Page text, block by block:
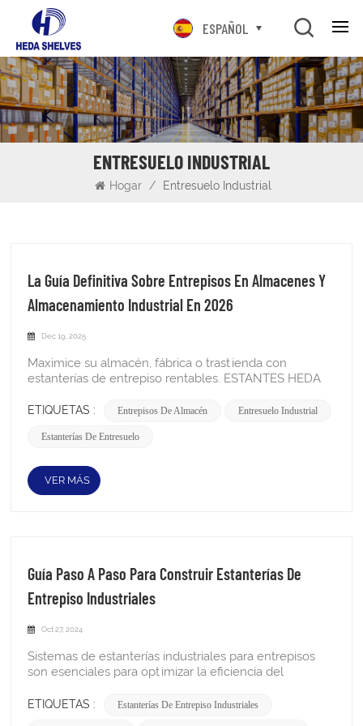
ESPAÑOL
ENTRESUELO INDUSTRIAL
Hogar / Entresuelo Industrial
La Guía Definitiva Sobre Entrepisos En Almacenes Y
Almacenamiento Industrial En 2026
Dec 19, 2025
Maximice su almacén, fábrica o trastienda con estanterías de entrepiso rentables. ESTANTES HEDA Ofrece diseño e instalación expertos para aumentar la productividad y transformar su espacio de trabajo. La guía definitiva sobre entrepisos en almacenes y almacenamiento industrial Un entrepiso es una forma eficiente y económica de aumentar su espacio de almacenamiento con un nivel adicional. Pero ¿qué es exactamente un entrepiso? Un entrepiso de almacén añade cualquier nivel entre dos plantas existentes. Puede obtener dos o más niveles en espacio vertical que maximizan su eficiencia de almacenamiento y ofrecen una plataforma operativa adicional para una preparación de pedidos flexible. Los entrepisos suelen ser autoportantes, aunque a veces se pueden compactar con sistemas de estanterías para palés y de almacenamiento. En la mayoría de los casos, el entrepiso no ocupa el mismo espacio que el piso inferior. Esto significa que se pueden instalar rápidamente e incluso desmontar o reubicar según sea necesario. En 2026, los entrepisos de almacén siguen siendo adoptados por su capacidad de aumentar la capacidad hasta en un 80%–100%, lo que permite que las instalaciones dupliquen efectivamente el espacio utilizable en la misma superficie en metros cuadrados. Esta guía le presentará todo lo que necesita saber sobre entrepisos en 2026, desde los tipos y beneficios hasta las consideraciones de diseño y los impulsores del ROI, para que pueda tomar decisiones informadas y rentables.¿Qué es un? Entrepiso de almacén? Un entrepiso de almacén es una plataforma elevada que se instala dentro de unas instalaciones para crear espacio útil adicional sobre el nivel del suelo sin necesidad de expansión estructural. A diferencia de las construcciones permanentes, los entrepisos suelen ser modulares, personalizables y diseñados para satisfacer requisitos de carga precisos. En entornos industriales y de almacén, los entrepisos se utilizan con mayor frecuencia para: Almacenamiento de palets o cajas de cartónÁreas de preparación y embalaje de pedidosFabricación ligera o montajeZonas de control de calidad e inspecciónOficinas en almacén y plataformas de supervisión Desde un punto de vista de ingeniería, los entrepisos se dividen en dos categorías principales: Entrepisos soportados por estanterías, donde los montantes de estanterías para paletas actúan como la estructura principal de soporte de cargaEntrepisos estructurales (autoportantes), sostenidos por columnas de acero independientes Ambos sistemas están diseñados en base a cálculos de carga real, no a suposiciones, teniendo en cuenta cargas estáticas, cargas vivas, cargas puntuales, fuerzas de impacto de montacargas y requisitos sísmicos cuando corresponda. En la práctica, una Un entrepiso bien diseñado puede aumentar el área utilizable del almacén entre un 60% y más del 100%. Dependiendo de la altura libre y la distribución. ¿Por qué elegir un entrepiso para su almacén? Espacio máximo: Un entrepiso permite obtener un nivel adicional en el espacio vertical. Al añadir un nivel adicional, se puede ampliar el espacio de almacenamiento en el almacén o instalar una plataforma para el procesamiento de pedidos.Crecimiento empresarial rentableEn comparación con los almacenes tradicionales y los sistemas de estanterías individuales, instalar un entrepiso suele ser más económico y requiere menos tiempo. Es fácil de instalar y reduce la distancia entre pasillos del sistema de estanterías, lo que lo convierte en una forma rápida y económica de ampliar su almacén o centro de distribución.Mayor eficiencia de almacenamientoUn entrepiso elegante realmente puede mejorar el aspecto de sus oficinas al agregar una sensación moderna y abierta y actúa como una característica destacada que hace que su espacio de trabajo sea más atractivo.Flujo de trabajo mejoradoAl crear zonas diferenciadas, una entreplanta puede optimizar el flujo de trabajo de almacenamiento de su almacén. Por ejemplo, podría tener almacenamiento masivo para múltiples SKU en el nivel inferior y un sistema WMS para comercio electrónico en la entreplanta, mejorando así la eficiencia de ambas organizaciones. Aspectos a tener en cuenta al planificar su entrepiso Normas de construcciónAntes de comenzar su proyecto de entrepiso, es importante asegurarse de que cumpla con todas las normativas de construcción locales. Al fin y al cabo, la seguridad es lo primero, y HEDA SHELVES tiene... Más de 500 proyectos exitosos de entrepisos grandes en todo el mundo. Nuestras estanterías de entrepiso tienen Certificaciones CE/ROHS/ISO:9001 Se adapta a cualquier mercado de seguridad.reglamentos.Diseño y maquetaciónEl diseño de su entrepiso debe complementar la distribución actual de su almacén. Piense en cómo se integrará con su montacargas, módulo de picking y flujo de trabajo de almacenamiento. Trabajaremos con usted para crear un entrepiso que mejore su almacén u otro proyecto de almacenamiento industrial.Integridad estructuralSu edificio necesita soportar un nivel adicional. Colaboraremos con ingenieros estructurales para garantizar que su entrepiso sea duradero, garantizando seguridad y durabilidad.Planificación presupuestaria: Si bien un entrepiso es una solución bastante rentable, es importante (como en la mayoría de los casos) establecer un presupuesto claro. Estamos aquí para ayudarle a planificar y gestionar sus costos eficazmente. Obtenga una cotización con diseño gratuito hoy. 6 factores a considerar al instalar un entrepiso 1. Diseño y verificación de carga estructuralLa capacidad de carga es fundamental en la construcción de entrepisos. Un error común es diseñar considerando únicamente las cargas actuales, sin considerar la variabilidad operativa ni el crecimiento futuro.Los factores de carga clave incluyen:Carga viva (personas, palets, cajas, equipos)Carga muerta (entrepiso de acero, tarimas, estanterías)Cargas puntuales (transportadores, máquinas, bajantes de palets)Cargas dinámicas (carretillas elevadoras, transpaletas, vibración)En aplicaciones de almacén, los entrepisos suelen estar diseñados para:300–500 kg/m² Para picking ligero u oficinas500–800 kg/m² para operaciones de almacenamiento o embalaje de paletsMayores capacidades para maquinaria o sistemas automatizadosLa construcción profesional requiere cálculos sellados por ingenieros y verificación in situ para garantizar que las condiciones reales coincidan con los supuestos de diseño. 2. Capacidad de la losa de piso existente Muchas fallas en entrepisos se originan debajo de la estructura, no encima. Es necesario evaluar la losa de concreto existente antes de colocar la columna. Los equipos de construcción deben verificar:Espesor de losa y refuerzoResistencia del hormigón (PSI/MPa)Capacidad de carga en las zapatas de las columnasJuntas de dilatación y servicios subterráneos En proyectos reales, subestimar la capacidad de la losa a menudo conduce a costosas modificaciones, como cimientos adicionales o refuerzos de la losa una vez que ya ha comenzado la instalación. 3. Disposición de columnas y espaciado vertical La colocación de columnas impacta directamente: Acceso a montacargas y ancho de pasilloDensidad de almacenamientoEficiencia del flujo de trabajoOpciones de reconfiguración futuras Según la experiencia, las rejillas de columnas más anchas mejoran la flexibilidad operativa, pero requieren vigas más resistentes, mientras que las rejillas más estrechas aumentan la eficiencia estructural, pero pueden restringir el movimiento. El equilibrio óptimo depende del tipo de equipo, el tamaño del palé y el método de picking. Entrepisos soportados por bastidores requieren especial atención a la transferencia de carga vertical, asegurando que las columnas de los racks estén diseñadas para soportar cargas de almacenamiento y de entrepiso sin exceder la tensión permitida. 4. Altura libre y espacio libre vertical Un entrepiso que encaja estructuralmente pero falla operativamente es una mala inversión. La planificación de la construcción debe garantizar una altura libre adecuada: Debajo del entrepiso (para carretillas elevadoras, palets, personas)Por encima del entrepiso (para movimiento y almacenamiento seguros) Como regla general:Se recomienda una altura libre mínima de 2,7 a 3,0 metros por nivel para uso industrial. Se requiere espacio libre adicional para rociadores, iluminación y HVAC. Ignorar estas concesiones durante la construcción a menudo conduce a una usabilidad comprometida o a violaciones del código. 5. Selección de cubiertas y suelos La elección de la plataforma afecta la durabilidad, la seguridad y el cumplimiento. Las opciones comunes incluyen:Rejilla de barras de acero: excelente para la seguridad contra incendios y la ventilación.Cubierta de acero con revestimiento de madera contrachapada: económica para uso livianoCubierta de acero rellena de hormigón: ideal para cargas pesadas y control de vibraciones En la construcción, el sistema de cubiertas debe adaptarse tanto a la capacidad de carga como a la estrategia de protección contra incendios de la instalación. La modernización posterior de las cubiertas resulta disruptiva y costosa. 6. Sistemas de seguridad y puntos de acceso Las características de seguridad son un factor esencial en los componentes de construcción integrales. Los elementos esenciales incluyen:Barandillas y barandillas intermediasTablas de rodapié para evitar la caída de objetosEscaleras industriales con relaciones correctas de altura y recorridoPuertas para palés o zonas de carga de seguridadSuperficies antideslizantes y señalización clara. Según la experiencia de campo, los entrepisos que priorizan la seguridad durante la construcción experimentan menos interrupciones operativas y una menor exposición a responsabilidades a largo plazo. ¿Quieres discutir todo lo relacionado con las estanterías de entrepiso?En HEDA SHELVES, nos complace ayudarle a transformar su almacén con una solución rentable. Desde el diseño e instalación de entrepisos, ofrecemos soporte a la me
ETIQUETAS : Entrepisos De Almacén Entresuelo Industrial
Estanterías De Entresuelo
VER MÁS
Guía Paso A Paso Para Construir Estanterías De
Entrepiso Industriales
Oct 27, 2024
Sistemas de estanterías industriales para entrepisos
son esenciales para optimizar la eficiencia del
tipos, cada uno diseñado para satisfacer necesidades
ETIQUETAS : Estanterías De Entrepiso Industriales